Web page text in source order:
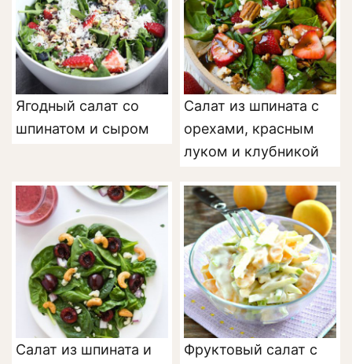
Ягодный салат со
шпинатом и сыром
Салат из шпината с
орехами, красным
луком и клубникой
Салат из шпината и
Фруктовый салат с